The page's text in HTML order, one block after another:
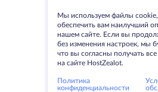
Мы используем файлы
обеспечить вам наилучший
нашем сайте. Если вы
без изменения настроек, мы
что вы согласны получать
на сайте HostZealot.
Политика
конфиденциальности